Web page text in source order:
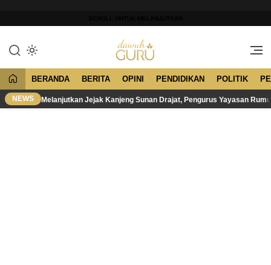
konten
Dawuh Guru
Merawat Tradisi, Membangun
BERANDA BERITA OPINI PENDIDIKAN POLITIK
NEWS Melanjutkan Jejak Kanjeng Sunan Drajat, Pengurus Yayasan